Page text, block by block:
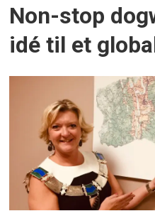
Non-stop
idé til et